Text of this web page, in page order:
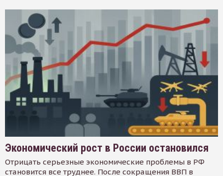
Экономический рост в России остановился
Отрицать серьезные экономические проблемы в РФ
становится все труднее. После сокращения ВВП в